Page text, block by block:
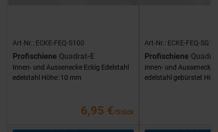
Art-Nr.: ECKE-FEQ-S100
Profischiene Quadrat-E
Innen- und Aussenecke Eckig Edelstahl
edelstahl Höhe: 10 mm
6,95 €/Stück
Art-Nr.: ECKE-FEQ-
Profischiene
Innen- und Aussenecke
edelstahl gebürstet